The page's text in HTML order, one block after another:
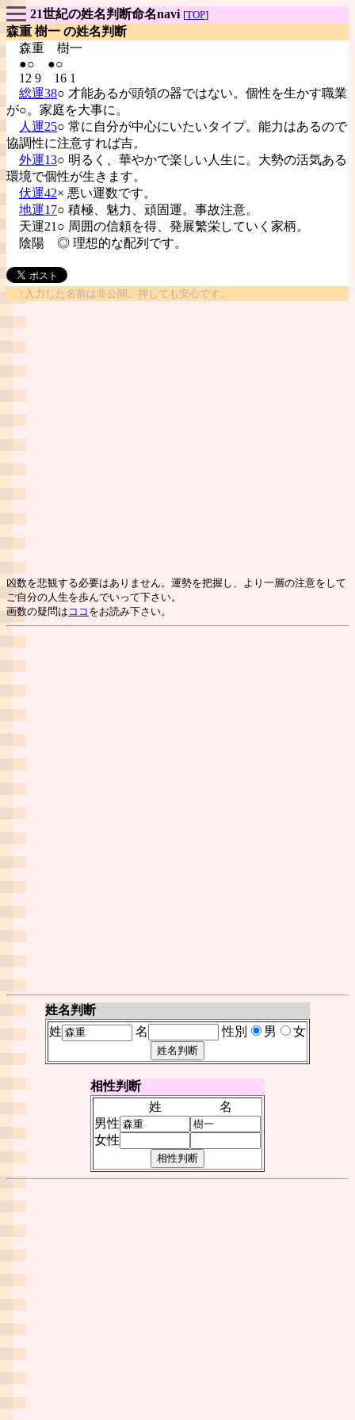
21世紀の姓名判断命名navi [TOP]
森重 樹一 の姓名判断
森重 樹一
●○ ●○
12 9 16 1
総運38○ 才能あるが頭領の器ではない。個性を生かす職業
が○。家庭を大事に。
人運25○ 常に自分が中心にいたいタイプ。能力はあるので
協調性に注意すれば吉。
外運13○ 明るく、華やかで楽しい人生に。大勢の活気ある
環境で個性が生きます。
伏運42× 悪い運数です。
地運17○ 積極、魅力、頑固運。事故注意。
天運21○ 周囲の信頼を得、発展繁栄していく家柄。
陰陽 ◎ 理想的な配列です。
↑入力した名前は非公開。押しても安心です。
凶数を悲観する必要はありません。運勢を把握し、より一層の注意をして
ご自分の人生を歩んでいって下さい。
画数の疑問は ココ をお読み下さい。
姓名判断
姓
名 性別 男 女
相性判断
姓
名
男性
女性